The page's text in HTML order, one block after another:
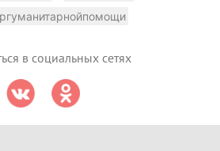
в социальных сетях